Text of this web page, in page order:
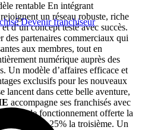
Devenir franchiseur
rentable En intégrant
un réseau robuste, riche
d’un concept testé avec succès.
des partenaires commerciaux qui
aux membres, tout en
numérique auprès des
Un modèle d’affaires efficace et
exclusifs pour les nouveaux
lancent dans cette belle aventure,
accompagne ses franchisés avec
de fonctionnement offerte la
et à -25% la troisième. Un